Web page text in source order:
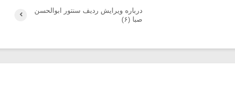
درباره ویرایش ردیف سنتور ابوالحسن
صبا (۶)